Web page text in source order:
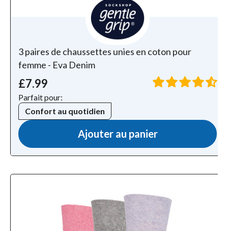
3 paires de chaussettes unies en coton pour
femme - Eva Denim
£7.99
Parfait pour:
Confort au quotidien
Ajouter au panier